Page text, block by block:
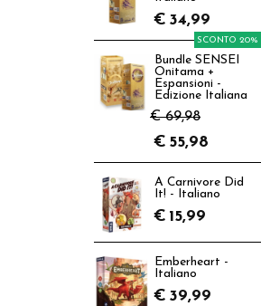
€ 34,99
Bundle SENSEI
Onitama +
Espansioni -
Edizione Italiana
€ 69,98
SCONTO 20%
€ 55,98
A Carnivore Did
It! - Italiano
€ 15,99
Emberheart -
Italiano
€ 39,99